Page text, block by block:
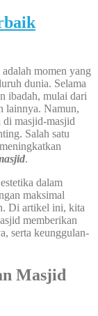
momen yang
dunia. Selama
ibadah, mulai dari
lainnya. Namun,
di masjid-masjid
Salah satu
.
dalam
maksimal
Di artikel ini, kita
memberikan
serta keunggulan-
Masjid